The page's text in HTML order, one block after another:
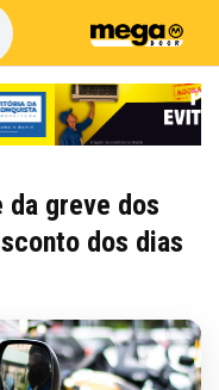
da greve dos
dos dias